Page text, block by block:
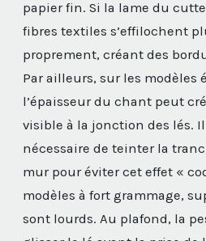
papier fin. Si la lame du
fibres textiles s’effilochent
proprement, créant des
Par ailleurs, sur les modèles
l’épaisseur du chant peut
visible à la jonction des lés.
nécessaire de teinter la
mur pour éviter cet effet «
modèles à fort grammage,
sont lourds. Au plafond, la